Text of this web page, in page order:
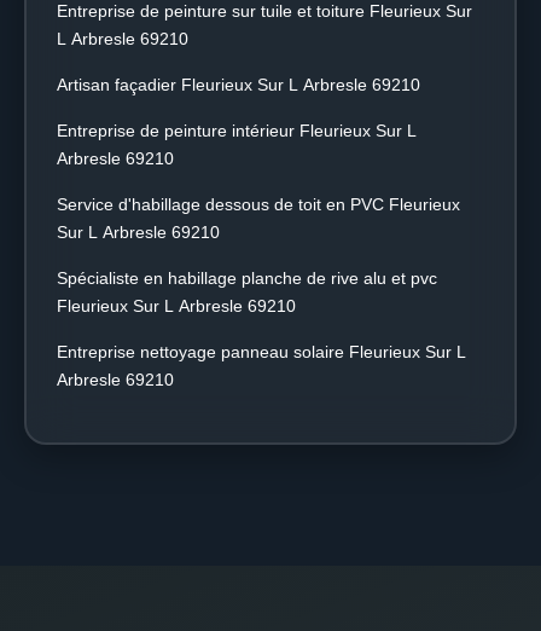
Entreprise de peinture sur tuile et toiture Fleurieux Sur
L Arbresle 69210
Artisan façadier Fleurieux Sur L Arbresle 69210
Entreprise de peinture intérieur Fleurieux Sur L
Arbresle 69210
Service d'habillage dessous de toit en PVC Fleurieux
Sur L Arbresle 69210
Spécialiste en habillage planche de rive alu et pvc
Fleurieux Sur L Arbresle 69210
Entreprise nettoyage panneau solaire Fleurieux Sur L
Arbresle 69210